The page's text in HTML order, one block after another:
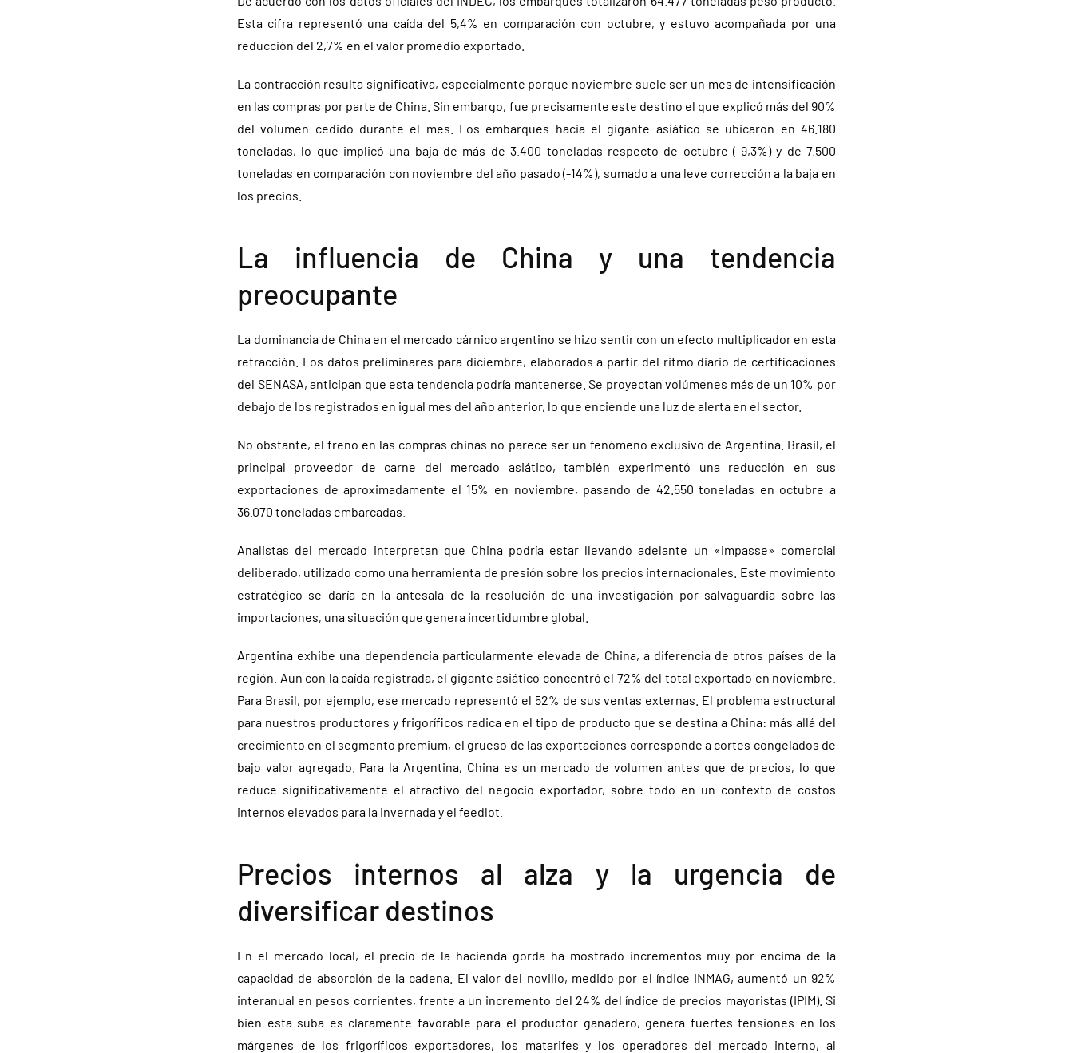
Esta cifra representó una caída del 5,4% en comparación con octubre, y estuvo acompañada por una
reducción del 2,7% en el valor promedio exportado.
La contracción resulta significativa, especialmente porque noviembre suele ser un mes de intensificación
en las compras por parte de China. Sin embargo, fue precisamente este destino el que explicó más del 90%
del volumen cedido durante el mes. Los embarques hacia el gigante asiático se ubicaron en 46.180
toneladas, lo que implicó una baja de más de 3.400 toneladas respecto de octubre (-9,3%) y de 7.500
toneladas en comparación con noviembre del año pasado (-14%), sumado a una leve corrección a la baja en
los precios.
La influencia de China y una tendencia
preocupante
La dominancia de China en el mercado cárnico argentino se hizo sentir con un efecto multiplicador en esta
retracción. Los datos preliminares para diciembre, elaborados a partir del ritmo diario de certificaciones
del SENASA, anticipan que esta tendencia podría mantenerse. Se proyectan volúmenes más de un 10% por
debajo de los registrados en igual mes del año anterior, lo que enciende una luz de alerta en el sector.
No obstante, el freno en las compras chinas no parece ser un fenómeno exclusivo de Argentina. Brasil, el
principal proveedor de carne del mercado asiático, también experimentó una reducción en sus
exportaciones de aproximadamente el 15% en noviembre, pasando de 42.550 toneladas en octubre a
36.070 toneladas embarcadas.
Analistas del mercado interpretan que China podría estar llevando adelante un «impasse» comercial
deliberado, utilizado como una herramienta de presión sobre los precios internacionales. Este movimiento
estratégico se daría en la antesala de la resolución de una investigación por salvaguardia sobre las
importaciones, una situación que genera incertidumbre global.
Argentina exhibe una dependencia particularmente elevada de China, a diferencia de otros países de la
región. Aun con la caída registrada, el gigante asiático concentró el 72% del total exportado en noviembre.
Para Brasil, por ejemplo, ese mercado representó el 52% de sus ventas externas. El problema estructural
para nuestros productores y frigoríficos radica en el tipo de producto que se destina a China: más allá del
crecimiento en el segmento premium, el grueso de las exportaciones corresponde a cortes congelados de
bajo valor agregado. Para la Argentina, China es un mercado de volumen antes que de precios, lo que
reduce significativamente el atractivo del negocio exportador, sobre todo en un contexto de costos
internos elevados para la invernada y el feedlot.
Precios internos al alza y la urgencia de
diversificar destinos
En el mercado local, el precio de la hacienda gorda ha mostrado incrementos muy por encima de la
capacidad de absorción de la cadena. El valor del novillo, medido por el índice INMAG, aumentó un 92%
interanual en pesos corrientes, frente a un incremento del 24% del índice de precios mayoristas (IPIM). Si
bien esta suba es claramente favorable para el productor ganadero, genera fuertes tensiones en los
márgenes de los frigoríficos exportadores, los matarifes y los operadores del mercado interno, al